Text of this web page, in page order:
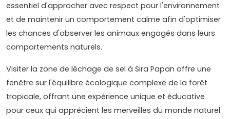
essentiel d'approcher avec respect pour l'environnement
et de maintenir un comportement calme afin d'optimiser
les chances d'observer les animaux engagés dans leurs
comportements naturels.
Visiter la zone de léchage de sel à Sira Papan offre une
fenêtre sur l'équilibre écologique complexe de la forêt
tropicale, offrant une expérience unique et éducative
pour ceux qui apprécient les merveilles du monde naturel.